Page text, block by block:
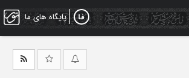
پایگاه های ما